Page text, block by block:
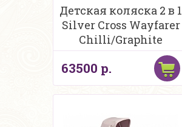
Детская коляска 2 в 1
Silver Cross Wayfarer
Chilli/Graphite
63500 р.